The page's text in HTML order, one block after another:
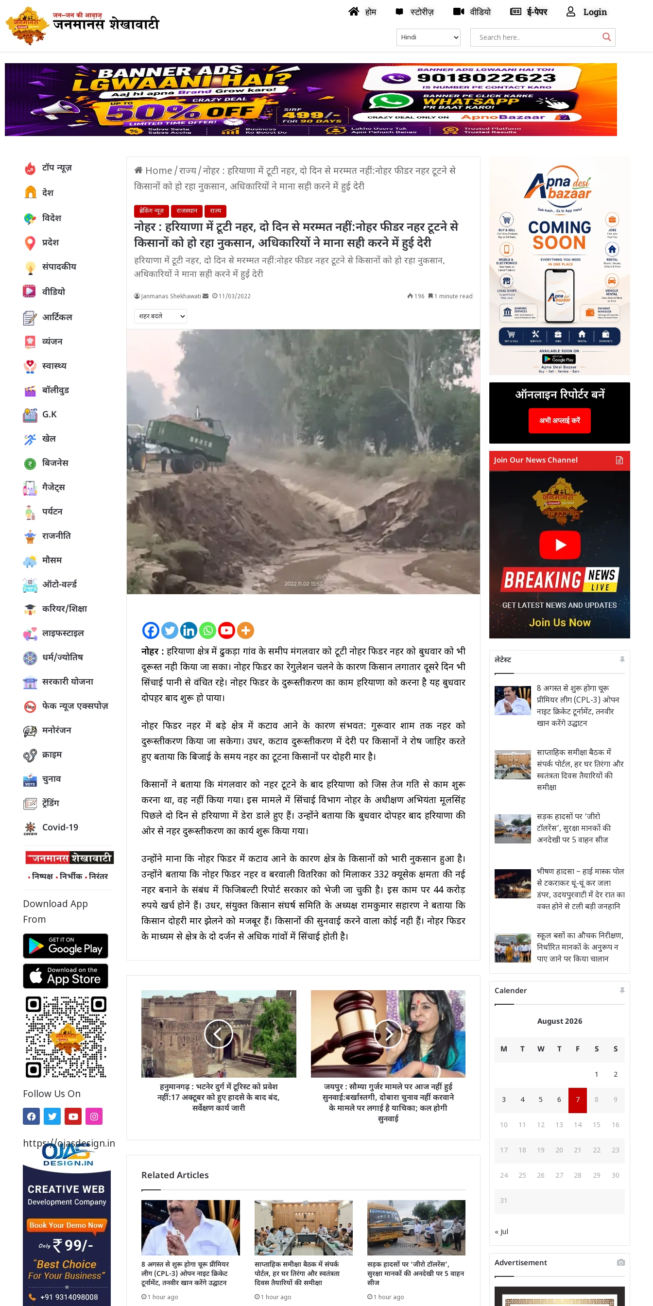
होम स्टोरीज़ वीडियो ई-पेपर Login
टॉप न्यूज़
देश
विदेश
प्रदेश
संपादकीय
वीडियो
आर्टिकल
व्यंजन
स्वास्थ्य
बॉलीवुड
G.K
खेल
बिजनेस
गैजेट्स
पर्यटन
राजनीति
मौसम
ऑटो-वर्ल्ड
करियर/शिक्षा
लाइफस्टाइल
धर्म/ज्योतिष
सरकारी योजना
फेक न्यूज एक्सपोज़
मनोरंजन
क्राइम
चुनाव
ट्रेंडिंग
Covid-19
निष्पक्ष निर्भीक निरंतर
Download App
From
Follow Us On
https://ojasdesign.in
Home /राज्य/नोहर : हरियाणा में टूटी नहर, दो दिन से मरम्मत नहीं:नोहर फीडर नहर टूटने से
किसानों को हो रहा नुकसान, अधिकारियों ने माना सही करने में हुई देरी
ब्रेकिंग न्यूज़ राजस्थान राज्य
नोहर : हरियाणा में टूटी नहर, दो दिन से मरम्मत नहीं:नोहर फीडर नहर टूटने से
किसानों को हो रहा नुकसान, अधिकारियों ने माना सही करने में हुई देरी
हरियाणा में टूटी नहर, दो दिन से मरम्मत नहीं:नोहर फीडर नहर टूटने से किसानों को हो रहा नुकसान,
अधिकारियों ने माना सही करने में हुई देरी
Janmanas Shekhawati 11/03/2022 196 1 minute read
नोहर : हरियाणा क्षेत्र में ढुकड़ा गांव के समीप मंगलवार को टूटी नोहर फिडर नहर को बुधवार को भी
दूरूस्त नही किया जा सका। नोहर फिडर का रेगुलेशन चलने के कारण किसान लगातार दूसरे दिन भी
सिंचाई पानी से वंचित रहे। नोहर फिडर के दुरूस्तीकरण का काम हरियाणा को करना है यह बुधवार
दोपहर बाद शुरू हो पाया।
नोहर फिडर नहर में बड़े क्षेत्र में कटाव आने के कारण संभवत: गुरूवार शाम तक नहर को
दुरूस्तीकरण किया जा सकेगा। उधर, कटाव दुरूस्तीकरण में देरी पर किसानों ने रोष जाहिर करते
हुए बताया कि बिजाई के समय नहर का टूटना किसानों पर दोहरी मार है।
किसानों ने बताया कि मंगलवार को नहर टूटने के बाद हरियाणा को जिस तेज गति से काम शुरू
करना था, वह नहीं किया गया। इस मामले में सिंचाई विभाग नोहर के अधीक्षण अभियंता मूलसिंह
पिछले दो दिन से हरियाणा में डेरा डाले हुए हैं। उन्होंने बताया कि बुधवार दोपहर बाद हरियाणा की
ओर से नहर दुरूस्तीकरण का कार्य शुरू किया गया।
उन्होंने माना कि नोहर फिडर में कटाव आने के कारण क्षेत्र के किसानों को भारी नुकसान हुआ है।
उन्होंने बताया कि नोहर फिडर नहर व बरवाली वितरिका को मिलाकर 332 क्यूसेक क्षमता की नई
नहर बनाने के संबंध में फिजिबल्टी रिपोर्ट सरकार को भेजी जा चुकी है। इस काम पर 44 करोड़
रुपये खर्च होने हैं। उधर, संयुक्त किसान संघर्ष समिति के अध्यक्ष रामकुमार सहारण ने बताया कि
किसान दोहरी मार झेलने को मजबूर हैं। किसानों की सुनवाई करने वाला कोई नही हैं। नोहर फिडर
के माध्यम से क्षेत्र के दो दर्जन से अधिक गांवों में सिंचाई होती है।
हनुमानगढ़ : भटनेर दुर्ग में टूरिस्ट को प्रवेश
नहीं:17 अक्टूबर को हुए हादसे के बाद बंद,
सर्वेक्षण कार्य जारी
जयपुर : सौम्या गुर्जर मामले पर आज नहीं हुई
सुनवाई:बर्खास्तगी, दोबारा चुनाव नहीं करवाने
के मामले पर लगाई है याचिका; कल होगी
सुनवाई
Related Articles
8 अगस्त से शुरू होगा चूरू प्रीमियर
लीग (CPL-3) ओपन नाइट क्रिकेट
टूर्नामेंट, तनवीर खान करेंगे उद्घाटन
1 hour ago
साप्ताहिक समीक्षा बैठक में संपर्क
पोर्टल, हर घर तिरंगा और स्वतंत्रता
दिवस तैयारियों की समीक्षा
1 hour ago
सड़क हादसों पर ‘जीरो टॉलरेंस’,
सुरक्षा मानकों की अनदेखी पर 5 वाहन
सीज
1 hour ago
ऑनलाइन रिपोर्टर बनें
अभी अप्लाई करें
Join Our News Channel
लेटेस्ट
8 अगस्त से शुरू होगा चूरू
प्रीमियर लीग (CPL-3) ओपन
नाइट क्रिकेट टूर्नामेंट, तनवीर
खान करेंगे उद्घाटन
साप्ताहिक समीक्षा बैठक में
संपर्क पोर्टल, हर घर तिरंगा और
स्वतंत्रता दिवस तैयारियों की
समीक्षा
सड़क हादसों पर ‘जीरो
टॉलरेंस’, सुरक्षा मानकों की
अनदेखी पर 5 वाहन सीज
भीषण हादसा – हाई मास्क पोल
से टकराकर धूं-धूं कर जला
डंपर, उदयपुरवाटी में देर रात का
वक्त होने से टली बड़ी जनहानि
स्कूल बसों का औचक निरीक्षण,
निर्धारित मानकों के अनुरूप न
पाए जाने पर किया चालान
Calender
August 2026
M T W T F S S
1 2
3 4 5 6 7 8 9
10 11 12 13 14 15 16
17 18 19 20 21 22 23
24 25 26 27 28 29 30
31
« Jul
Advertisement